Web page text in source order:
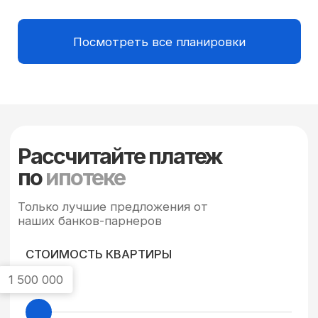
Процентная ставка
Введите номер телефона,
+7
Я согласен с условиями политики
пользовательского соглашения